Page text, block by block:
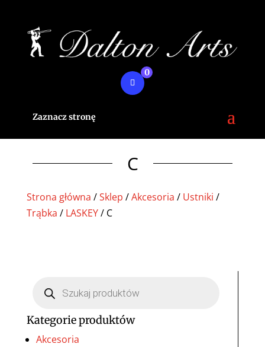
0
Zaznacz stronę
C
Strona główna /Sklep /Akcesoria / Ustniki /
Trąbka / LASKEY/ C
produktów
Kategorie produktów
Akcesoria